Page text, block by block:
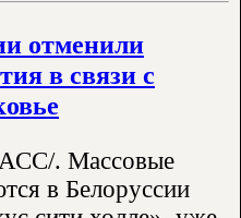
отменили
в связи с
. Массовые
в Белоруссии